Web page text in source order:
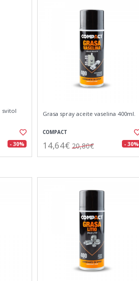
svitol
- 30%
Grasa spray aceite vaselina 400ml.
COMPACT
14,64€ 20,80€ - 30%